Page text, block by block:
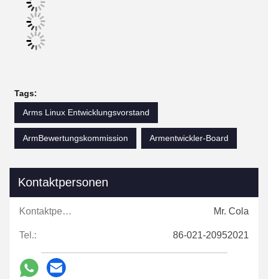
Tags:
Arms Linux Entwicklungsvorstand
ArmBewertungskommission Armentwickler-Board
Kontaktpersonen
Kontaktpersonen: Mr. Cola
Tel.: 86-021-20952021